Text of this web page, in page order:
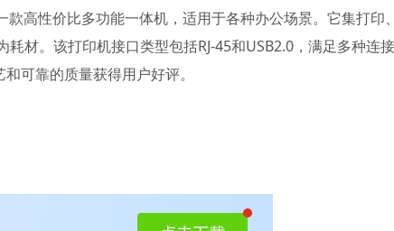
高性价比多功能一体机，适用于各种办公场景。它集打印
材。该打印机接口类型包括RJ-45和USB2.0，满足多种连
可靠的质量获得用户好评。